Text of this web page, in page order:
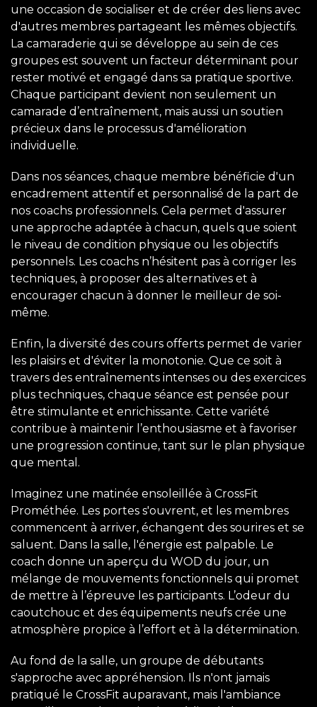
une occasion de socialiser et de créer des liens avec
d'autres membres partageant les mêmes objectifs.
La camaraderie qui se développe au sein de ces
groupes est souvent un facteur déterminant pour
rester motivé et engagé dans sa pratique sportive.
Chaque participant devient non seulement un
camarade d’entraînement, mais aussi un soutien
précieux dans le processus d'amélioration
individuelle.
Dans nos séances, chaque membre bénéficie d'un
encadrement attentif et personnalisé de la part de
nos coachs professionnels. Cela permet d'assurer
une approche adaptée à chacun, quels que soient
le niveau de condition physique ou les objectifs
personnels. Les coachs n’hésitent pas à corriger les
techniques, à proposer des alternatives et à
encourager chacun à donner le meilleur de soi-
même.
Enfin, la diversité des cours offerts permet de varier
les plaisirs et d'éviter la monotonie. Que ce soit à
travers des entraînements intenses ou des exercices
plus techniques, chaque séance est pensée pour
être stimulante et enrichissante. Cette variété
contribue à maintenir l’enthousiasme et à favoriser
une progression continue, tant sur le plan physique
que mental.
Imaginez une matinée ensoleillée à CrossFit
Prométhée. Les portes s'ouvrent, et les membres
commencent à arriver, échangent des sourires et se
saluent. Dans la salle, l'énergie est palpable. Le
coach donne un aperçu du WOD du jour, un
mélange de mouvements fonctionnels qui promet
de mettre à l’épreuve les participants. L’odeur du
caoutchouc et des équipements neufs crée une
atmosphère propice à l’effort et à la détermination.
Au fond de la salle, un groupe de débutants
s'approche avec appréhension. Ils n'ont jamais
pratiqué le CrossFit auparavant, mais l'ambiance